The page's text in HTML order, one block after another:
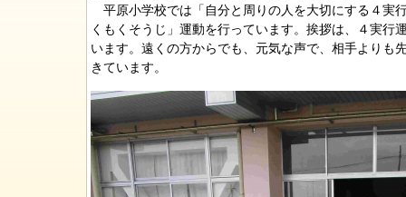
平原小学校では「自分と周りの人を大切にする４実
くもくそうじ」運動を行っています。挨拶は、４実行
います。遠くの方からでも、元気な声で、相手よりも
きています。